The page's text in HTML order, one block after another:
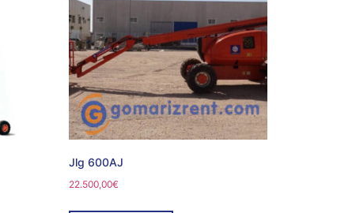
Jlg 600AJ
22.500,00€